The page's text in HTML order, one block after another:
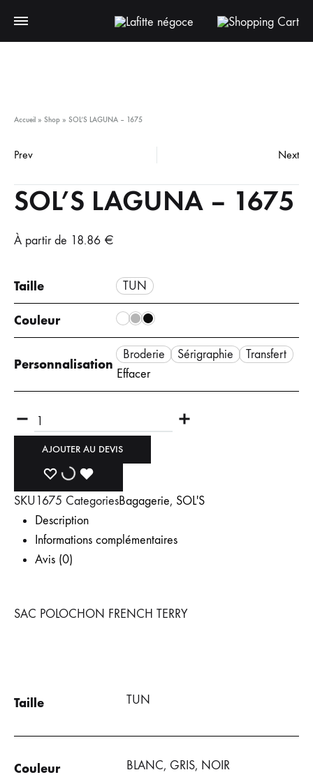
Accueil » Shop » SOL’S LAGUNA – 1675
Product
navigation
Prev Next
SOL’S LAGUNA – 1675
À partir de 18.86 €
Taille TUN
Couleur
Personnalisation
Broderie Sérigraphie
Transfert
Effacer
Quantité
AJOUTER AU DEVIS
AJOUTER
À
LISTE
SOUHAIT
AJOUT
À
SOUHAITS
AJOUTÉ
DE
SKU1675 CategoriesBagagerie, SOL'S
Description
Informations complémentaires
Avis (0)
SAC POLOCHON FRENCH TERRY
Taille TUN
Couleur BLANC, GRIS, NOIR